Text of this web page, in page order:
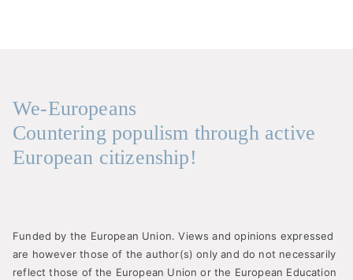
We-Europeans
Countering populism through active
European citizenship!
Funded by the European Union. Views and opinions expressed
are however those of the author(s) only and do not necessarily
reflect those of the European Union or the European Education